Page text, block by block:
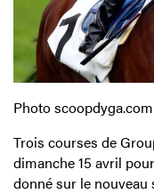
Photo scoopdyga.com
Trois courses de
dimanche 15 avril
donné sur le nouveau